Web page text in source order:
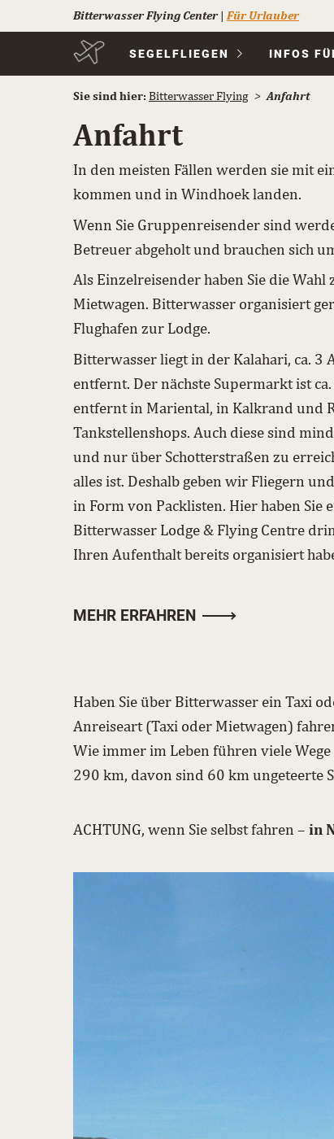
Bitterwasser Flying Center| Für Urlauber
Navigation
SEGELFLIEGEN INFOS
Sie sind hier: Bitterwasser Flying Anfahrt
Anfahrt
In den meisten Fällen werden sie mit
kommen und in Windhoek landen.
Wenn Sie Gruppenreisender sind
Betreuer abgeholt und brauchen sich
Als Einzelreisender haben Sie die
Mietwagen. Bitterwasser organisiert
Flughafen zur Lodge.
Bitterwasser liegt in der Kalahari, ca.
entfernt. Der nächste Supermarkt ist
entfernt in Mariental, in Kalkrand und
Tankstellenshops. Auch diese sind
und nur über Schotterstraßen zu
alles ist. Deshalb geben wir Fliegern
in Form von Packlisten. Hier haben Sie
Bitterwasser Lodge & Flying Centre
Ihren Aufenthalt bereits organisiert
MEHR ERFAHREN
Haben Sie über Bitterwasser ein Taxi
Anreiseart (Taxi oder Mietwagen)
Wie immer im Leben führen viele
290 km, davon sind 60 km ungeteerte
ACHTUNG, wenn Sie selbst fahren – in